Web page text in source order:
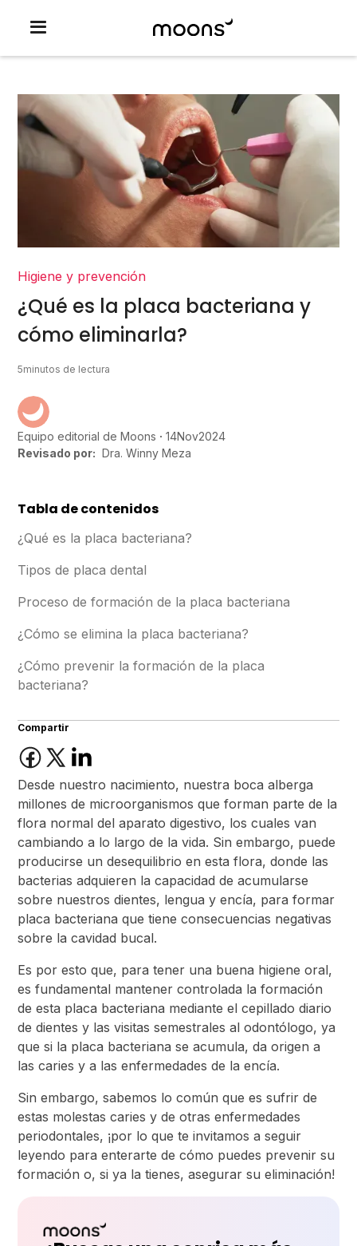
Higiene y prevención
¿Qué es la placa bacteriana y
cómo eliminarla?
5minutos de lectura
Equipo editorial de Moons 14Nov2024
Revisado por: Dra. Winny Meza
Tabla de contenidos
¿Qué es la placa bacteriana?
Tipos de placa dental
Proceso de formación de la placa bacteriana
¿Cómo se elimina la placa bacteriana?
¿Cómo prevenir la formación de la placa
bacteriana?
Compartir
Desde nuestro nacimiento, nuestra boca alberga
millones de microorganismos que forman parte de la
flora normal del aparato digestivo, los cuales van
cambiando a lo largo de la vida. Sin embargo, puede
producirse un desequilibrio en esta flora, donde las
bacterias adquieren la capacidad de acumularse
sobre nuestros dientes, lengua y encía, para formar
placa bacteriana que tiene consecuencias negativas
sobre la cavidad bucal.
Es por esto que, para tener una buena higiene oral,
es fundamental mantener controlada la formación
de esta placa bacteriana mediante el cepillado diario
de dientes y las visitas semestrales al odontólogo, ya
que si la placa bacteriana se acumula, da origen a
las caries y a las enfermedades de la encía.
Sin embargo, sabemos lo común que es sufrir de
estas molestas caries y de otras enfermedades
periodontales, ¡por lo que te invitamos a seguir
leyendo para enterarte de cómo puedes prevenir su
formación o, si ya la tienes, asegurar su eliminación!